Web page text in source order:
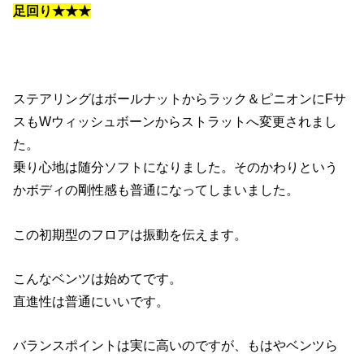
足回り★★★
ステアリングはボールナットからラック＆ピニオンにFサ
スもWウィッシュボーンからストラットへ変更されまし
た。
乗り心地は随分ソフトになりました。そのかわりという
かボディの剛性感も普通になってしまいました。
この初期型のフロアは振動を伝えます。
こんなベンツは始めてです。
直進性は普通にいいです。
バランスポイントは実に高いのですが、もはやベンツら